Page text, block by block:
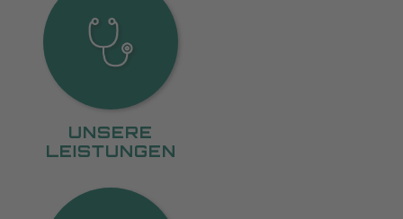
UNSERE
LEISTUNGEN